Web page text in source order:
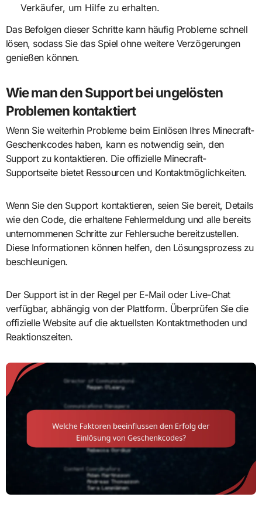
Verkäufer, um Hilfe zu erhalten.
Das Befolgen dieser Schritte kann häufig Probleme schnell
lösen, sodass Sie das Spiel ohne weitere Verzögerungen
genießen können.
Wie man den Support bei ungelösten
Problemen kontaktiert
Wenn Sie weiterhin Probleme beim Einlösen Ihres Minecraft-
Geschenkcodes haben, kann es notwendig sein, den
Support zu kontaktieren. Die offizielle Minecraft-
Supportseite bietet Ressourcen und Kontaktmöglichkeiten.
Wenn Sie den Support kontaktieren, seien Sie bereit, Details
wie den Code, die erhaltene Fehlermeldung und alle bereits
unternommenen Schritte zur Fehlersuche bereitzustellen.
Diese Informationen können helfen, den Lösungsprozess zu
beschleunigen.
Der Support ist in der Regel per E-Mail oder Live-Chat
verfügbar, abhängig von der Plattform. Überprüfen Sie die
offizielle Website auf die aktuellsten Kontaktmethoden und
Reaktionszeiten.